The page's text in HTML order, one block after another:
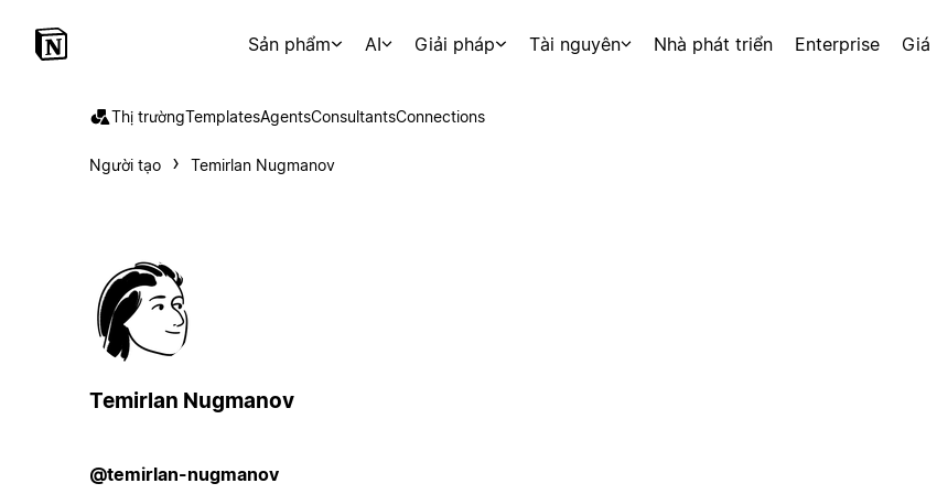
Sản phẩm AI Giải pháp Tài nguyên Nhà phát triển Enterprise Giá
Thị trườngTemplatesAgentsConsultantsConnections
Người tạo Temirlan Nugmanov
Temirlan Nugmanov
@temirlan-nugmanov